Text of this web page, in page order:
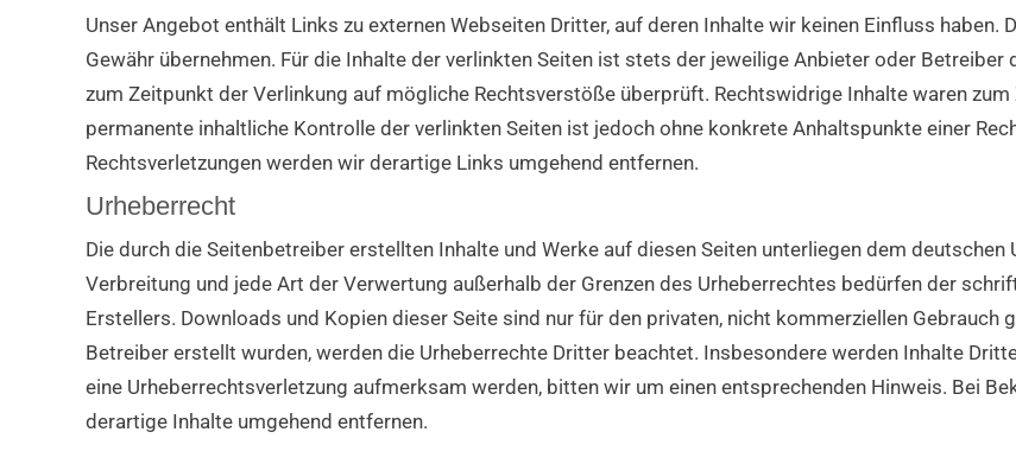
Unser Angebot enthält Links zu externen Webseiten Dritter, auf deren Inhalte wir keinen Einfluss
Gewähr übernehmen. Für die Inhalte der verlinkten Seiten ist stets der jeweilige Anbieter oder
zum Zeitpunkt der Verlinkung auf mögliche Rechtsverstöße überprüft. Rechtswidrige Inhalte waren
permanente inhaltliche Kontrolle der verlinkten Seiten ist jedoch ohne konkrete Anhaltspunkte einer
Rechtsverletzungen werden wir derartige Links umgehend entfernen.
Urheberrecht
Die durch die Seitenbetreiber erstellten Inhalte und Werke auf diesen Seiten unterliegen dem
Verbreitung und jede Art der Verwertung außerhalb der Grenzen des Urheberrechtes bedürfen der
Erstellers. Downloads und Kopien dieser Seite sind nur für den privaten, nicht kommerziellen
Betreiber erstellt wurden, werden die Urheberrechte Dritter beachtet. Insbesondere werden Inhalte
eine Urheberrechtsverletzung aufmerksam werden, bitten wir um einen entsprechenden Hinweis. Bei
derartige Inhalte umgehend entfernen.